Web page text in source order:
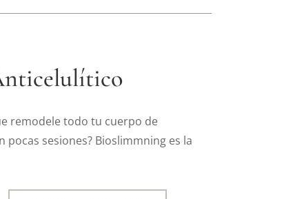
remodele todo tu cuerpo de
pocas sesiones? Bioslimmning es la